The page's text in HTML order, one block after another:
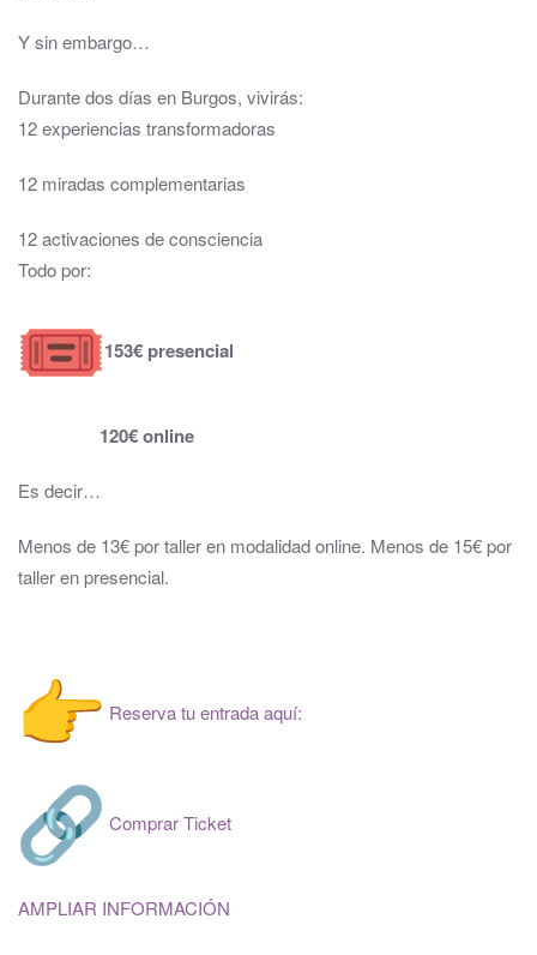
Y sin embargo…
Durante dos días en Burgos, vivirás:
12 experiencias transformadoras
12 miradas complementarias
12 activaciones de consciencia
Todo por:
153€ presencial
120€ online
Es decir…
Menos de 13€ por taller en modalidad online. Menos de 15€ por
taller en presencial.
Reserva tu entrada aquí:
Comprar Ticket
AMPLIAR INFORMACIÓN